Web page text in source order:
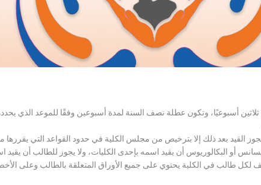
أسبوعيًا، وتكون عطلة نصف السنة لمدة أسبوعين وفقًا للموعد الذي
القيد بعد ذلك إلا بترخيص من مجلس الكلية في حدود القواعد التي
أو البكالوريوس أن يقيد اسمه بإحدى الكليات، ولا يجوز للطالب أن
لكل طالب في الكلية يحتوي على جميع الأوراق المتعلقة بالطالب وعلى